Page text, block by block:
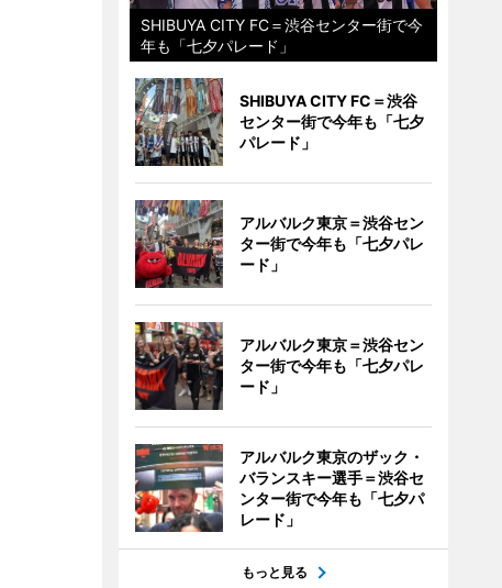
SHIBUYA CITY FC＝渋谷センター街で今
年も「七夕パレード」
SHIBUYA CITY FC＝渋谷
センター街で今年も「七夕
パレード」
アルバルク東京＝渋谷セン
ター街で今年も「七夕パレ
ード」
アルバルク東京＝渋谷セン
ター街で今年も「七夕パレ
ード」
アルバルク東京のザック・
バランスキー選手＝渋谷セ
ンター街で今年も「七夕パ
レード」
もっと見る